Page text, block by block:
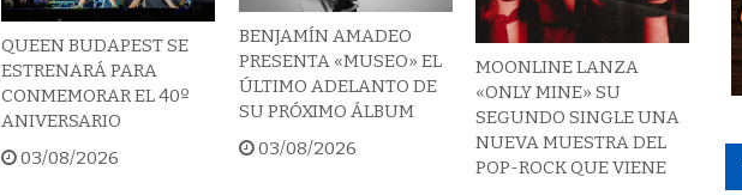
QUEEN BUDAPEST SE
ESTRENARÁ PARA
CONMEMORAR EL 40º
ANIVERSARIO
03/08/2026
BENJAMÍN AMADEO
PRESENTA «MUSEO» EL
ÚLTIMO ADELANTO DE
SU PRÓXIMO ÁLBUM
03/08/2026
MOONLINE LANZA
«ONLY MINE» SU
SEGUNDO SINGLE UNA
NUEVA MUESTRA DEL
POP-ROCK QUE VIENE